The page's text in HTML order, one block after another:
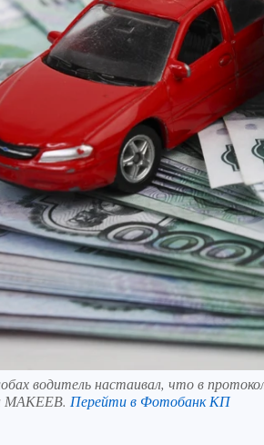
водитель настаивал, что в
МАКЕЕВ. Перейти в Фотобанк КП